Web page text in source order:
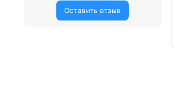
Оставить отзыв